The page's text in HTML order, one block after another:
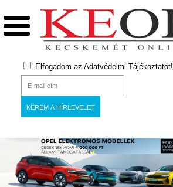
Elfogadom az Adatvédelmi Tájékoztatót!